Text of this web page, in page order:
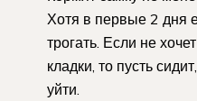
Хотя в первые 2 дня
трогать. Если не
кладки, то пусть
уйти.